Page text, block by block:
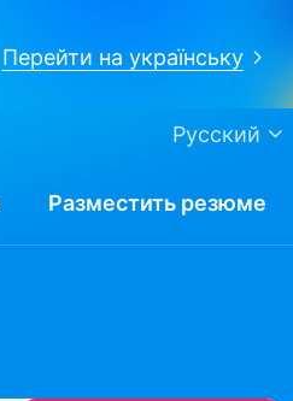
Перейти на українську
Русский
Разместить резюме